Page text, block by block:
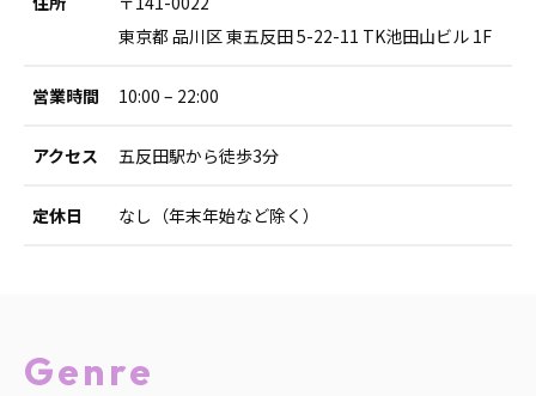
東京都 品川区 東五反田 5-22-11 TK池田山ビル 1F
営業時間 10:00 – 22:00
アクセス 五反田駅から徒歩3分
定休日 なし（年末年始など除く）
Genre